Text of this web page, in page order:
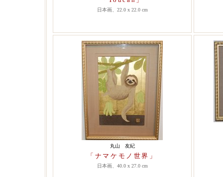
日本画、22.0 x 22.0 cm
丸山 友紀
「ナマケモノ世界」
日本画、40.0 x 27.0 cm